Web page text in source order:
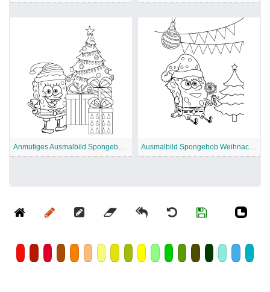
Anmutiges Ausmalbild Spongebob Weihnachten Ausmalbild Spongebob Weihnachten